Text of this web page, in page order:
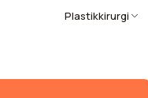
Plastikkirurgi